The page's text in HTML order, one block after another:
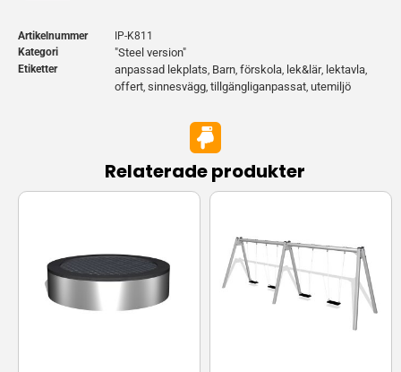
Artikelnummer
IP-K811
Kategori
"Steel version"
Etiketter anpassad lekplats, Barn, förskola, lek&lär, lektavla,
offert, sinnesvägg, tillgängliganpassat, utemiljö
Relaterade produkter